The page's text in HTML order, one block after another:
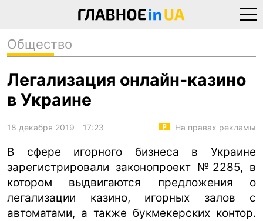
новости
контакты
экономика
криминал
техно
спорт
лонгриды
харьков
Общество
Легализация онлайн-казино
в Украине
18 декабря 2019 17:23 На правах рекламы
В сфере игорного бизнеса в Украине
зарегистрировали законопроект №2285, в
котором выдвигаются предложения о
легализации казино, игорных залов с
автоматами, а также букмекерских контор.